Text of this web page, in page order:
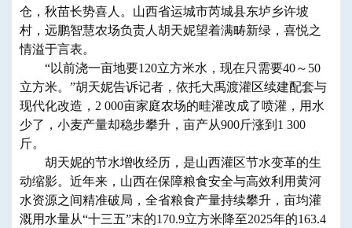
仓，秋苗长势喜人。山西省运城市芮城县东垆乡许坡
村，远鹏智慧农场负责人胡天妮望着满畴新绿，喜悦之
情溢于言表。
“以前浇一亩地要120立方米水，现在只需要40～50
立方米。”胡天妮告诉记者，依托大禹渡灌区续建配套与
现代化改造，2 000亩家庭农场的畦灌改成了喷灌，用水
少了，小麦产量却稳步攀升，亩产从900斤涨到1 300
斤。
胡天妮的节水增收经历，是山西灌区节水变革的生
动缩影。近年来，山西在保障粮食安全与高效利用黄河
水资源之间精准破局，全省粮食产量持续攀升，亩均灌
溉用水量从“十三五”末的170.9立方米降至2025年的163.4